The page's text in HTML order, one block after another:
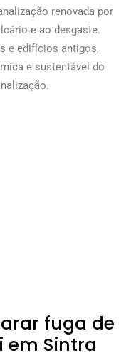
renovada por
e ao desgaste.
e edifícios antigos,
e sustentável do
fuga de
em Sintra